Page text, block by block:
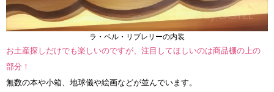
ラ・ベル・リブレリーの内装
お土産探しだけでも楽しいのですが、注目してほしいのは商品棚の上の
部分！
無数の本や小箱、地球儀や絵画などが並んでいます。